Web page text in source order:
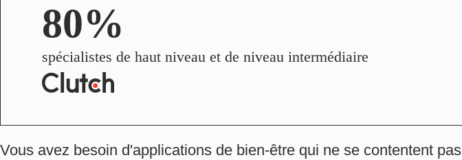
80%
spécialistes de haut niveau et de niveau intermédiaire
Vous avez besoin d'applications de bien-être qui ne se contentent pas